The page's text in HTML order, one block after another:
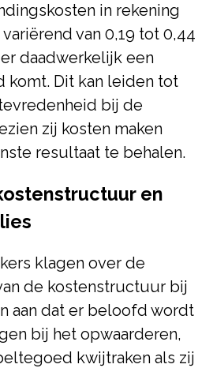
in rekening
van 0,19 tot 0,44
daadwerkelijk een
komt. Dit kan leiden tot
bij de
zij kosten maken
resultaat te behalen.
en
klagen over de
de kostenstructuur bij
aan dat er beloofd wordt
bij het opwaarderen,
kwijtraken als zij